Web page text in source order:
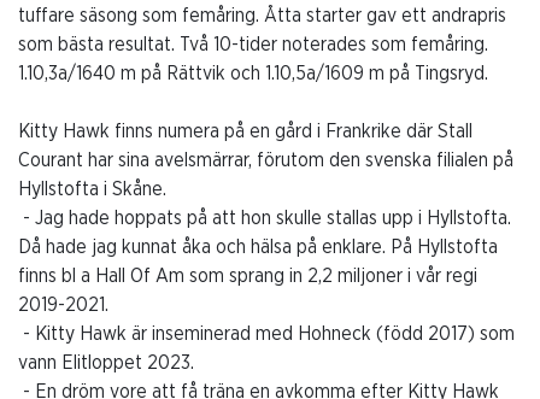
tuffare säsong som femåring. Åtta starter gav ett andrapris
som bästa resultat. Två 10-tider noterades som femåring.
1.10,3a/1640 m på Rättvik och 1.10,5a/1609 m på Tingsryd.
Kitty Hawk finns numera på en gård i Frankrike där Stall
Courant har sina avelsmärrar, förutom den svenska filialen på
Hyllstofta i Skåne.
- Jag hade hoppats på att hon skulle stallas upp i Hyllstofta.
Då hade jag kunnat åka och hälsa på enklare. På Hyllstofta
finns bl a Hall Of Am som sprang in 2,2 miljoner i vår regi
2019-2021.
- Kitty Hawk är inseminerad med Hohneck (född 2017) som
vann Elitloppet 2023.
- En dröm vore att få träna en avkomma efter Kitty Hawk